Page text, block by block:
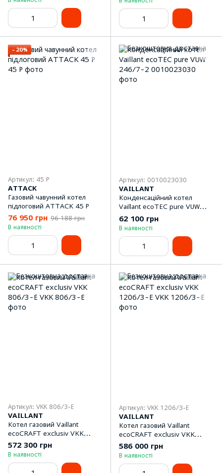
−20%
Артикул: 45 Р
ATTACK
Газовий чавунний котел
підлоговий ATTACK 45 P
76 950 грн 96 188 грн
В наявності
Артикул: 0010023030
VAILLANT
Конденсаційний котел
Vaillant ecoTEC pure VUW
246/7-2
62 100 грн
В наявності
Артикул: VKK 806/3-E
VAILLANT
Котел газовий Vaillant
ecoCRAFT exclusiv VKK
806/3-E
572 300 грн
В наявності
Артикул: VKK 1206/3-E
VAILLANT
Котел газовий Vaillant
ecoCRAFT exclusiv VKK
1206/3-E
586 000 грн
В наявності